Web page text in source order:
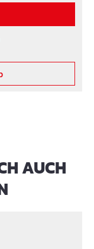
AUCH